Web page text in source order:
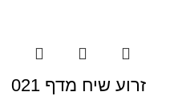
זרוע שיח מדף 021